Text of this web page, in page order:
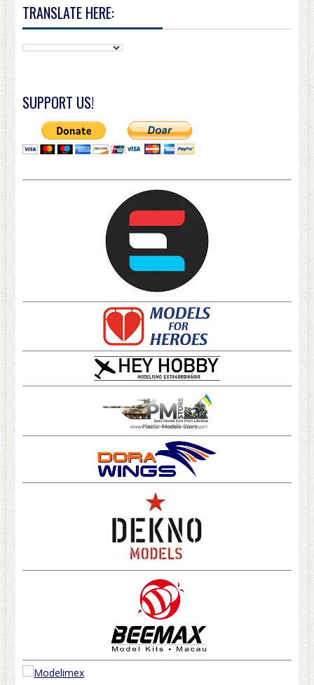
TRANSLATE HERE:
SUPPORT US!